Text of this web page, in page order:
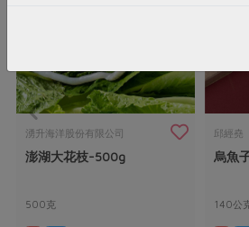
湧升海洋股份有限公司
澎湖大花枝-500g
500克
邱經堯
烏魚
140公